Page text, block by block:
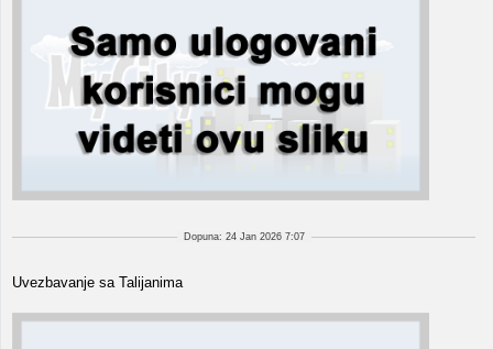
Dopuna: 24 Jan 2026 7:07
Uvezbavanje sa Talijanima